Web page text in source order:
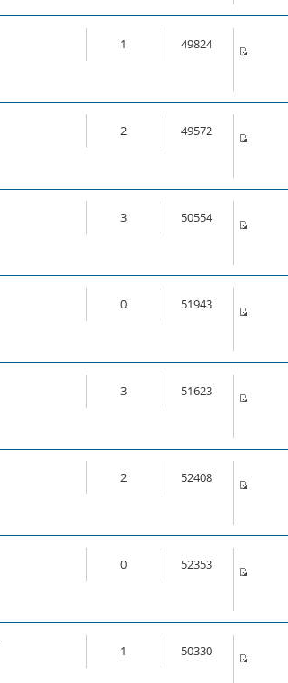
1 49824
2 49572
3 50554
0 51943
3 51623
2 52408
0 52353
1 50330